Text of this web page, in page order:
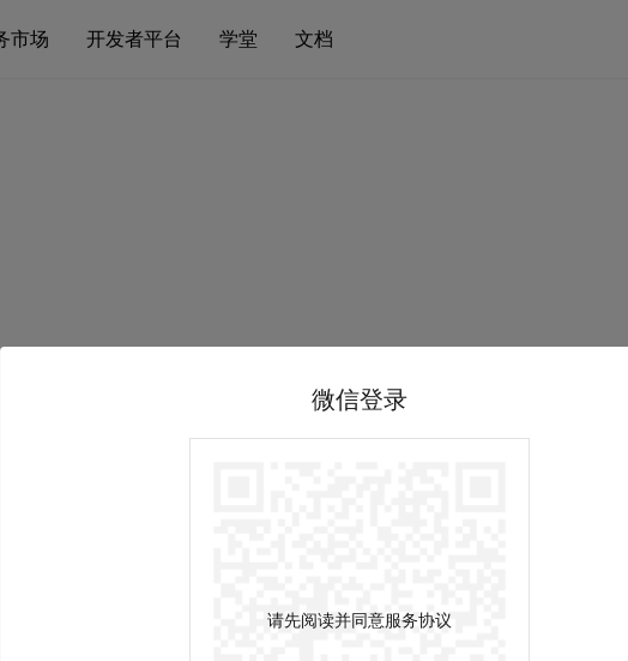
市场 开发者平台 学堂 文档
微信登录
请先阅读并同意服务协议